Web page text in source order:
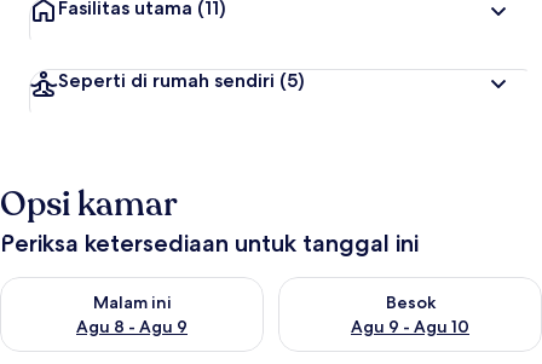
Fasilitas utama (11)
Seperti di rumah sendiri (5)
Opsi kamar
Periksa ketersediaan untuk tanggal ini
Malam ini
Agu 8 - Agu 9
Periksa ketersediaan untuk malam ini Agu 8 - Agu 9
Besok
Agu 9 - Agu 10
Periksa ketersediaan untuk